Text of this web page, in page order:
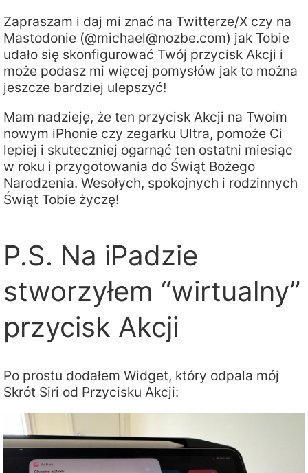
Zapraszam i daj mi znać na Twitterze/X czy na
Mastodonie (@michael@nozbe.com) jak Tobie
udało się skonfigurować Twój przycisk Akcji i
może podasz mi więcej pomysłów jak to można
jeszcze bardziej ulepszyć!
Mam nadzieję, że ten przycisk Akcji na Twoim
nowym iPhonie czy zegarku Ultra, pomoże Ci
lepiej i skuteczniej ogarnąć ten ostatni miesiąc
w roku i przygotowania do Świąt Bożego
Narodzenia. Wesołych, spokojnych i rodzinnych
Świąt Tobie życzę!
P.S. Na iPadzie
stworzyłem “wirtualny”
przycisk Akcji
Po prostu dodałem Widget, który odpala mój
Skrót Siri od Przycisku Akcji: